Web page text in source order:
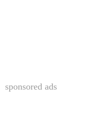
sponsored ads